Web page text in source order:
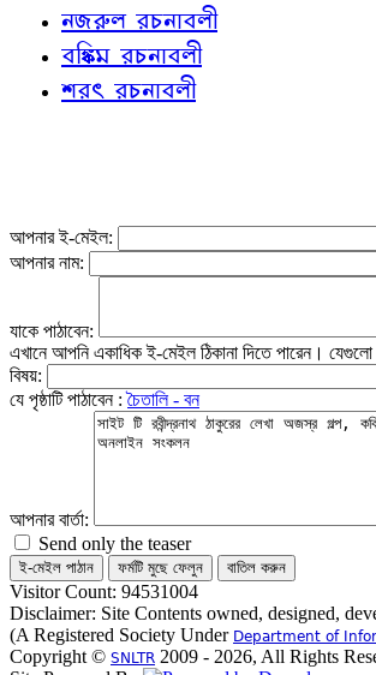
নজরুল রচনাবলী
বঙ্কিম রচনাবলী
শরৎ রচনাবলী
আপনার ই-মেইল:
আপনার নাম:
যাকে পাঠাবেন:
এখানে আপনি একাধিক ই-মেইল ঠিকানা দিতে পারেন।
বিষয়:
যে পৃষ্ঠাটি পাঠাবেন :চৈতালি - বন
আপনার বার্তা:
Send only the teaser
Visitor Count: 94531004
Disclaimer: Site Contents owned, designed,
(A Registered Society Under Department of
Copyright © SNLTR 2009 - 2026, All Rights